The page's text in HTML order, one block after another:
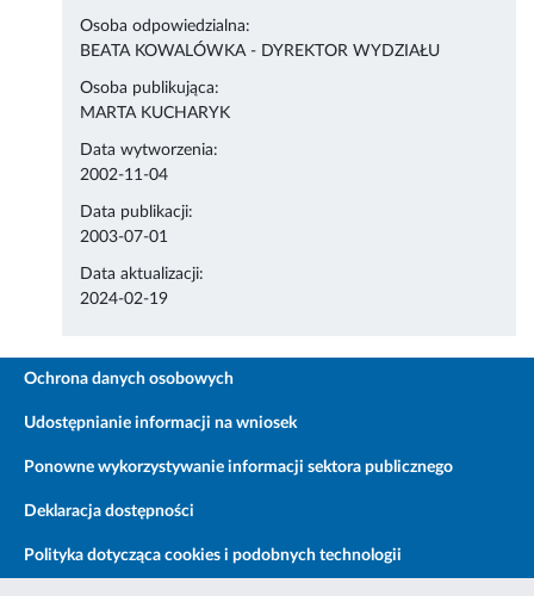
Osoba odpowiedzialna:
BEATA KOWALÓWKA - DYREKTOR WYDZIAŁU
Osoba publikująca:
MARTA KUCHARYK
Data wytworzenia:
2002-11-04
Data publikacji:
2003-07-01
Data aktualizacji:
2024-02-19
Ochrona danych osobowych
Udostępnianie informacji na wniosek
Ponowne wykorzystywanie informacji sektora publicznego
Deklaracja dostępności
Polityka dotycząca cookies i podobnych technologii